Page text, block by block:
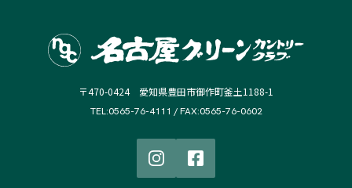
〒470-0424 愛知県豊田市御作町釜土1188-1
TEL:0565-76-4111 / FAX:0565-76-0602